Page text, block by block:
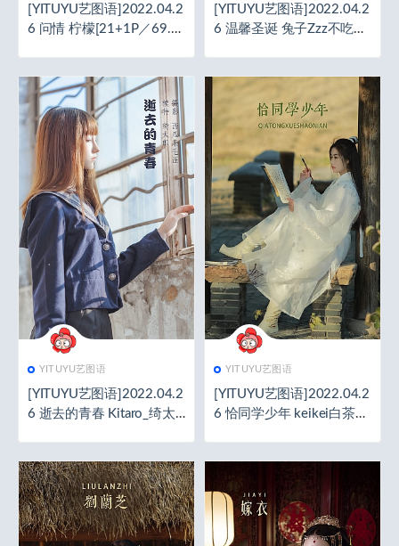
[YITUYU艺图语]2022.04.2
6 问情 柠檬[21+1P／69.1
[YITUYU艺图语]2022.04.2
6 温馨圣诞 兔子Zzz不吃胡
YITUYU艺图语
[YITUYU艺图语]2022.04.2
6 逝去的青春 Kitaro_绮太
YITUYU艺图语
[YITUYU艺图语]2022.04.2
6 恰同学少年 keikei白茶清